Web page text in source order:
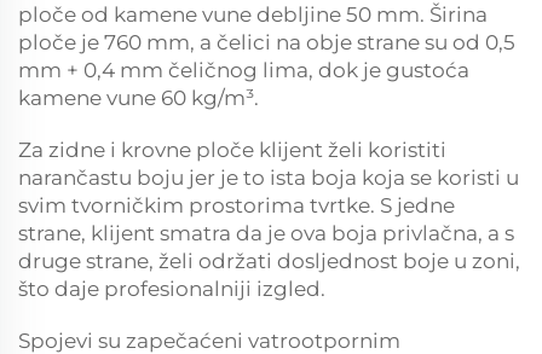
ploče od kamene vune debljine 50 mm. Širina
ploče je 760 mm, a čelici na obje strane su od 0,5
mm + 0,4 mm čeličnog lima, dok je gustoća
kamene vune 60 kg/m³.
Za zidne i krovne ploče klijent želi koristiti
narančastu boju jer je to ista boja koja se koristi u
svim tvorničkim prostorima tvrtke. S jedne
strane, klijent smatra da je ova boja privlačna, a s
druge strane, želi održati dosljednost boje u zoni,
što daje profesionalniji izgled.
Spojevi su zapečaćeni vatrootpornim